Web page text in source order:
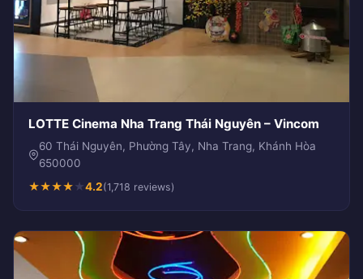
LOTTE Cinema Nha Trang Thái Nguyên – Vincom
60 Thái Nguyên, Phường Tây, Nha Trang, Khánh Hòa
650000
★★★★★4.2(1,718 reviews)